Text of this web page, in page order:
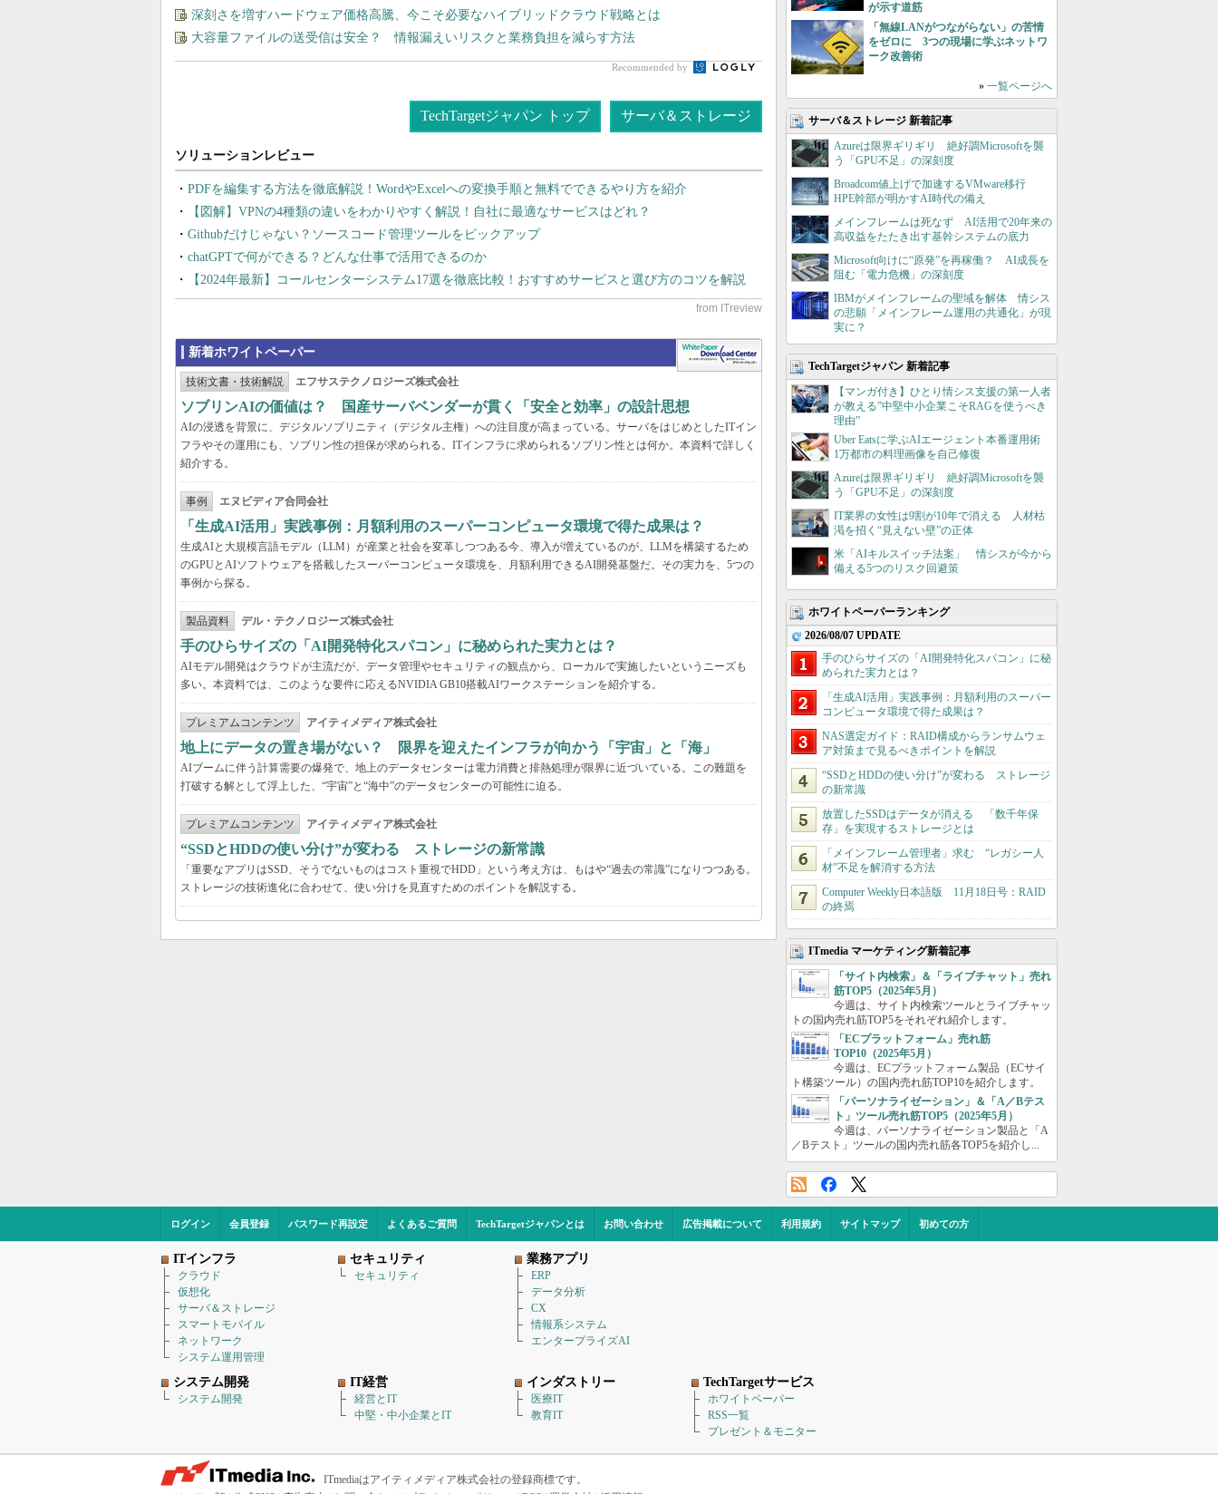
深刻さを増すハードウェア価格高騰、今こそ必要なハイブリッドクラウド戦略とは
大容量ファイルの送受信は安全？ 情報漏えいリスクと業務負担を減らす方法
Recommended by
TechTargetジャパン トップ サーバ＆ストレージ
PDFを編集する方法を徹底解説！WordやExcelへの変換手順と無料でできるやり方を紹介
【図解】VPNの4種類の違いをわかりやすく解説！自社に最適なサービスはどれ？
Githubだけじゃない？ソースコード管理ツールをピックアップ
chatGPTで何ができる？どんな仕事で活用できるのか
【2024年最新】コールセンターシステム17選を徹底比較！おすすめサービスと選び方のコツを解説
新着ホワイトペーパー
技術文書・技術解説 エフサステクノロジーズ株式会社
ソブリンAIの価値は？ 国産サーバベンダーが貫く「安全と効率」の設計思想
AIの浸透を背景に、デジタルソブリニティ（デジタル主権）への注目度が高まっている。サーバをはじめとしたITイン
フラやその運用にも、ソブリン性の担保が求められる。ITインフラに求められるソブリン性とは何か。本資料で詳しく
紹介する。
事例 エヌビディア合同会社
「生成AI活用」実践事例：月額利用のスーパーコンピュータ環境で得た成果は？
生成AIと大規模言語モデル（LLM）が産業と社会を変革しつつある今、導入が増えているのが、LLMを構築するため
のGPUとAIソフトウェアを搭載したスーパーコンピュータ環境を、月額利用できるAI開発基盤だ。その実力を、5つの
事例から探る。
製品資料 デル・テクノロジーズ株式会社
手のひらサイズの「AI開発特化スパコン」に秘められた実力とは？
AIモデル開発はクラウドが主流だが、データ管理やセキュリティの観点から、ローカルで実施したいというニーズも
多い。本資料では、このような要件に応えるNVIDIA GB10搭載AIワークステーションを紹介する。
プレミアムコンテンツ アイティメディア株式会社
地上にデータの置き場がない？ 限界を迎えたインフラが向かう「宇宙」と「海」
AIブームに伴う計算需要の爆発で、地上のデータセンターは電力消費と排熱処理が限界に近づいている。この難題を
打破する解として浮上した、“宇宙”と“海中”のデータセンターの可能性に迫る。
プレミアムコンテンツ アイティメディア株式会社
“SSDとHDDの使い分け”が変わる ストレージの新常識
「重要なアプリはSSD、そうでないものはコスト重視でHDD」という考え方は、もはや“過去の常識”になりつつある。
ストレージの技術進化に合わせて、使い分けを見直すためのポイントを解説する。
が示す道筋
「無線LANがつながらない」の苦情
をゼロに 3つの現場に学ぶネットワ
ーク改善術
» 一覧ページへ
サーバ＆ストレージ 新着記事
Azureは限界ギリギリ 絶好調Microsoftを襲
う「GPU不足」の深刻度
Broadcom値上げで加速するVMware移行
HPE幹部が明かすAI時代の備え
メインフレームは死なず AI活用で20年来の
高収益をたたき出す基幹システムの底力
Microsoft向けに“原発”を再稼働？ AI成長を
阻む「電力危機」の深刻度
IBMがメインフレームの聖域を解体 情シス
の悲願「メインフレーム運用の共通化」が現
実に？
TechTargetジャパン 新着記事
【マンガ付き】ひとり情シス支援の第一人者
が教える”中堅中小企業こそRAGを使うべき
理由”
Uber Eatsに学ぶAIエージェント本番運用術
1万都市の料理画像を自己修復
Azureは限界ギリギリ 絶好調Microsoftを襲
う「GPU不足」の深刻度
IT業界の女性は9割が10年で消える 人材枯
渇を招く“見えない壁”の正体
米「AIキルスイッチ法案」 情シスが今から
備える5つのリスク回避策
ホワイトペーパーランキング
2026/08/07 UPDATE
手のひらサイズの「AI開発特化スパコン」に秘
められた実力とは？
「生成AI活用」実践事例：月額利用のスーパー
コンピュータ環境で得た成果は？
NAS選定ガイド：RAID構成からランサムウェ
ア対策まで見るべきポイントを解説
“SSDとHDDの使い分け”が変わる ストレージ
の新常識
放置したSSDはデータが消える 「数千年保
存」を実現するストレージとは
「メインフレーム管理者」求む “レガシー人
材”不足を解消する方法
Computer Weekly日本語版 11月18日号：RAID
の終焉
ITmedia マーケティング新着記事
「サイト内検索」＆「ライブチャット」売れ
筋TOP5（2025年5月）
今週は、サイト内検索ツールとライブチャッ
トの国内売れ筋TOP5をそれぞれ紹介します。
「ECプラットフォーム」売れ筋
TOP10（2025年5月）
今週は、ECプラットフォーム製品（ECサイ
ト構築ツール）の国内売れ筋TOP10を紹介します。
「パーソナライゼーション」＆「A／Bテス
ト」ツール売れ筋TOP5（2025年5月）
今週は、パーソナライゼーション製品と「A
／Bテスト」ツールの国内売れ筋各TOP5を紹介し...
ログイン 会員登録 パスワード再設定 よくあるご質問 TechTargetジャパンとは お問い合わせ 広告掲載について 利用規約 サイトマップ 初めての方
ITインフラ
クラウド
仮想化
サーバ＆ストレージ
スマートモバイル
ネットワーク
システム運用管理
セキュリティ
セキュリティ
業務アプリ
ERP
データ分析
CX
情報系システム
エンタープライズAI
システム開発
システム開発
IT経営
経営とIT
中堅・中小企業とIT
インダストリー
医療IT
教育IT
TechTargetサービス
ホワイトペーパー
RSS一覧
プレゼント＆モニター
ITmediaはアイティメディア株式会社の登録商標です。